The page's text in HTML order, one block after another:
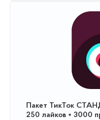
Пакет ТикТок
250 лайков + 3000